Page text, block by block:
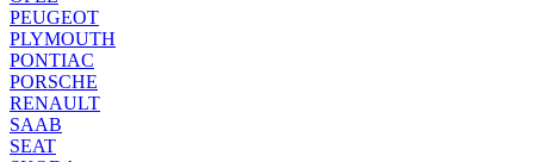
PEUGEOT
PLYMOUTH
PONTIAC
PORSCHE
RENAULT
SAAB
SEAT